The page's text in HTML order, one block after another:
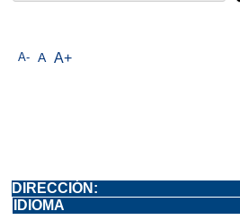
A- A A+
DIRECCIÓN:
IDIOMA